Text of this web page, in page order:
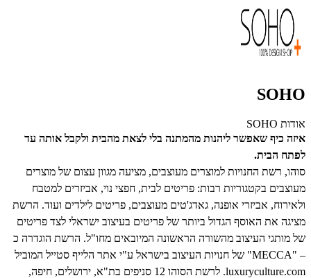
SOHO
אודות SOHO
איזה כיף שאפשר ליהנות מהמתנה בלי לצאת מהבית ולקבל אותה עד
לפתח הבית.
סוהו, רשת החנויות למוצרים מעוצבים, מציעה מגוון עצום של מוצרים
מעוצבים בקטגוריות רבות: פריטים לבית, חפצי נוי, אביזרים למטבח
ולאירוח, אביזרי אופנה, גאדג'טים מעוצבים, פריטים לילדים ועוד. הרשת
מציגה את האוסף הגדול ביותר של פריטים בעיצוב ישראלי לצד פריטים
של מותגי העיצוב מהשורה הראשונה המיובאים מחו"ל. הרשת הוגדרה כ
– "MECCA" של חנויות העיצוב בישראל ע"י אתר הלייף סטייל המוביל
luxuryculture.com. לרשת הסוהו 12 סניפים בת"א, ירושלים, חיפה,